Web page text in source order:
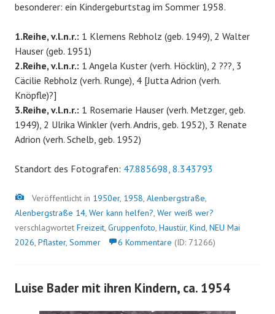
besonderer: ein Kindergeburtstag im Sommer 1958.
1.Reihe, v.l.n.r.: 1 Klemens Rebholz (geb. 1949), 2 Walter
Hauser (geb. 1951)
2.Reihe, v.l.n.r.: 1 Angela Kuster (verh. Höcklin), 2 ???, 3
Cäcilie Rebholz (verh. Runge), 4 [Jutta Adrion (verh.
Knöpfle)?]
3.Reihe, v.l.n.r.: 1 Rosemarie Hauser (verh. Metzger, geb.
1949), 2 Ulrika Winkler (verh. Andris, geb. 1952), 3 Renate
Adrion (verh. Schelb, geb. 1952)
Standort des Fotografen: 47.885698, 8.343793
Bild
Veröffentlicht in 1950er, 1958, Alenbergstraße,
Alenbergstraße 14, Wer kann helfen?, Wer weiß wer?
verschlagwortet Freizeit, Gruppenfoto, Haustür, Kind, NEU Mai
2026, Pflaster, Sommer 6 Kommentare (ID: 71266)
Luise Bader mit ihren Kindern, ca. 1954